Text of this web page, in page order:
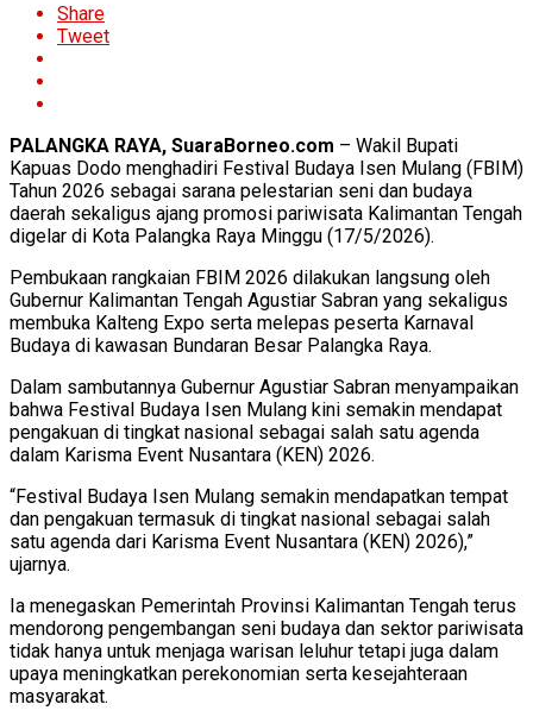
Share
Tweet
PALANGKA RAYA, SuaraBorneo.com – Wakil Bupati
Kapuas Dodo menghadiri Festival Budaya Isen Mulang (FBIM)
Tahun 2026 sebagai sarana pelestarian seni dan budaya
daerah sekaligus ajang promosi pariwisata Kalimantan Tengah
digelar di Kota Palangka Raya Minggu (17/5/2026).
Pembukaan rangkaian FBIM 2026 dilakukan langsung oleh
Gubernur Kalimantan Tengah Agustiar Sabran yang sekaligus
membuka Kalteng Expo serta melepas peserta Karnaval
Budaya di kawasan Bundaran Besar Palangka Raya.
Dalam sambutannya Gubernur Agustiar Sabran menyampaikan
bahwa Festival Budaya Isen Mulang kini semakin mendapat
pengakuan di tingkat nasional sebagai salah satu agenda
dalam Karisma Event Nusantara (KEN) 2026.
“Festival Budaya Isen Mulang semakin mendapatkan tempat
dan pengakuan termasuk di tingkat nasional sebagai salah
satu agenda dari Karisma Event Nusantara (KEN) 2026),”
ujarnya.
Ia menegaskan Pemerintah Provinsi Kalimantan Tengah terus
mendorong pengembangan seni budaya dan sektor pariwisata
tidak hanya untuk menjaga warisan leluhur tetapi juga dalam
upaya meningkatkan perekonomian serta kesejahteraan
masyarakat.